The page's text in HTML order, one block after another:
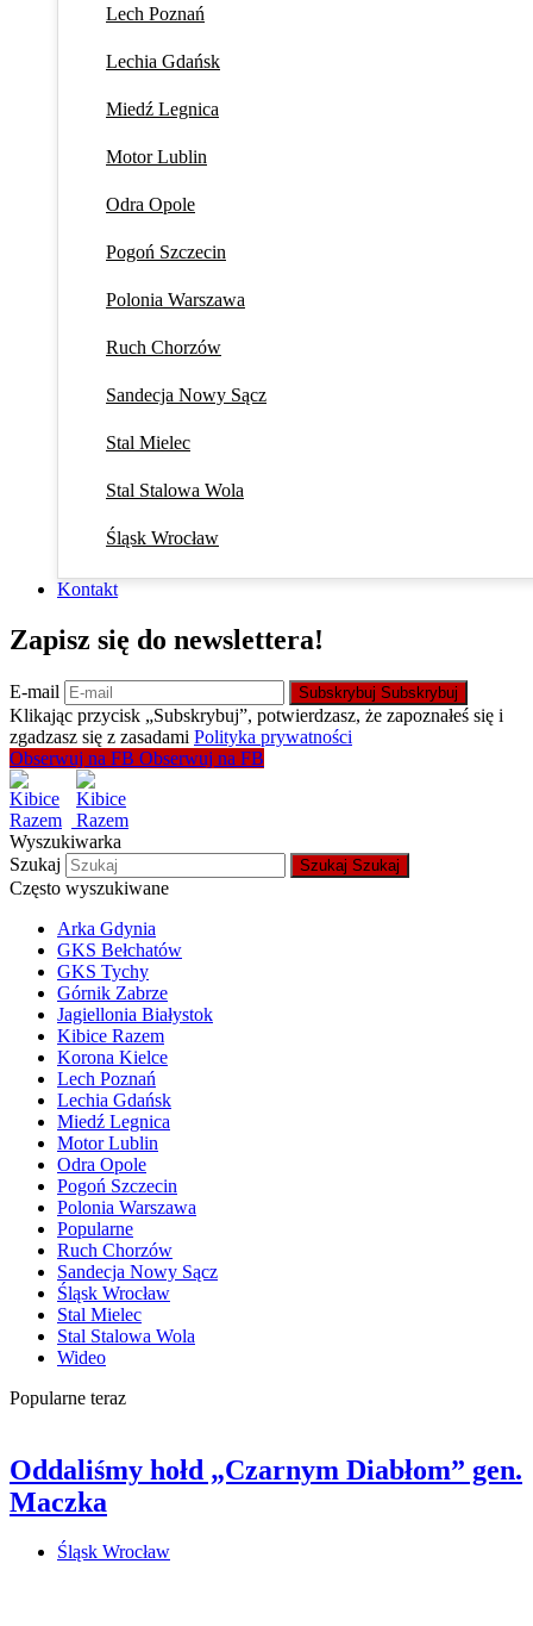
Lech Poznań
Lechia Gdańsk
Miedź Legnica
Motor Lublin
Odra Opole
Pogoń Szczecin
Polonia Warszawa
Ruch Chorzów
Sandecja Nowy Sącz
Stal Mielec
Stal Stalowa Wola
Śląsk Wrocław
Kontakt
Zapisz się do newslettera!
E-mail Subskrybuj Subskrybuj
Klikając przycisk „Subskrybuj”, potwierdzasz, że zapoznałeś się i
zgadzasz się z zasadami Polityka prywatności
Obserwuj na FB Obserwuj na FB
Wyszukiwarka
Szukaj
Szukaj Szukaj
Często wyszukiwane
Arka Gdynia
GKS Bełchatów
GKS Tychy
Górnik Zabrze
Jagiellonia Białystok
Kibice Razem
Korona Kielce
Lech Poznań
Lechia Gdańsk
Miedź Legnica
Motor Lublin
Odra Opole
Pogoń Szczecin
Polonia Warszawa
Popularne
Ruch Chorzów
Sandecja Nowy Sącz
Śląsk Wrocław
Stal Mielec
Stal Stalowa Wola
Wideo
Popularne teraz
Oddaliśmy hołd „Czarnym Diabłom” gen.
Maczka
Śląsk Wrocław